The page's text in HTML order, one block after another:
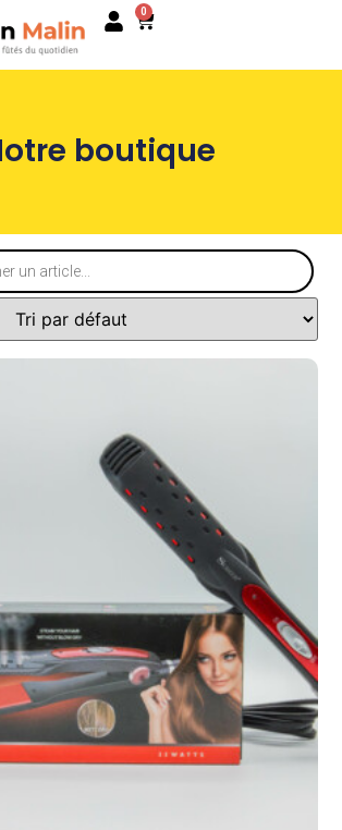
0
boutique